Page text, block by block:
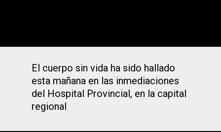
El cuerpo sin vida ha sido hallado
esta mañana en las inmediaciones
del Hospital Provincial, en la capital
regional